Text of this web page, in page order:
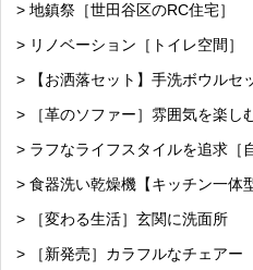
> 地鎮祭［世田谷区のRC住宅］
> リノベーション［トイレ空間］
> 【お洒落セット】手洗ボウルセ
> ［革のソファー］雰囲気を楽し
> ラフなライフスタイルを追求［
> 食器洗い乾燥機【キッチン一体
> ［変わる生活］玄関に洗面所
> ［新発売］カラフルなチェアー